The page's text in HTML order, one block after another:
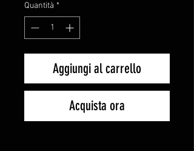
Quantità *
Aggiungi al carrello
Acquista ora